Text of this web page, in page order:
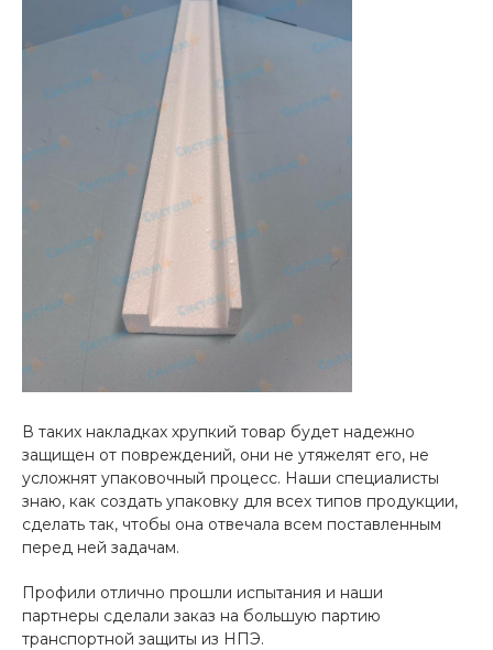
В таких накладках хрупкий товар будет надежно
защищен от повреждений, они не утяжелят его, не
усложнят упаковочный процесс. Наши специалисты
знаю, как создать упаковку для всех типов продукции,
сделать так, чтобы она отвечала всем поставленным
перед ней задачам.
Профили отлично прошли испытания и наши
партнеры сделали заказ на большую партию
транспортной защиты из НПЭ.